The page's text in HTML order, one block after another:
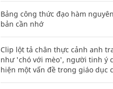
Bảng công thức đạo hàm
bản cần nhớ
Clip lột tả chân thực cảnh anh
như 'chó với mèo', người tinh ý
hiện một vấn đề trong giáo dục